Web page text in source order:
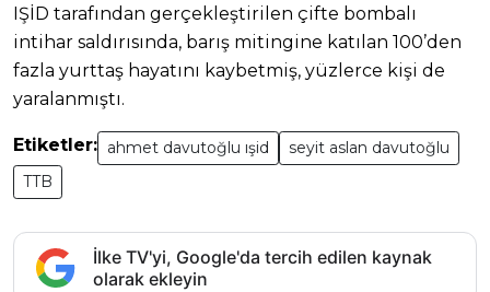
IŞİD tarafından gerçekleştirilen çifte bombalı
intihar saldırısında, barış mitingine katılan 100’den
fazla yurttaş hayatını kaybetmiş, yüzlerce kişi de
yaralanmıştı.
Etiketler: ahmet davutoğlu ışid
seyit aslan davutoğlu
TTB
İlke TV'yi, Google'da tercih edilen kaynak
olarak ekleyin